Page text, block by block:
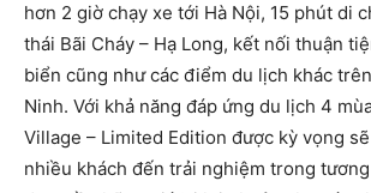
hơn 2 giờ chạy xe tới Hà Nội, 15 phút di
thái Bãi Cháy – Hạ Long, kết nối thuận
biển cũng như các điểm du lịch khác
Ninh. Với khả năng đáp ứng du lịch 4
Village – Limited Edition được kỳ vọng
nhiều khách đến trải nghiệm trong